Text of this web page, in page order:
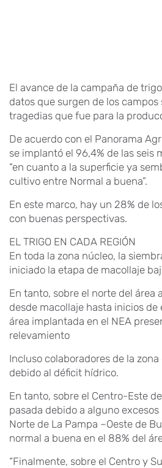
El avance de la campaña de
datos que surgen de los
tragedias que fue para la
De acuerdo con el Panorama
se implantó el 96,4% de las seis
“en cuanto a la superficie ya
cultivo entre Normal a buena”.
En este marco, hay un 28% de
con buenas perspectivas.
EL TRIGO EN CADA REGIÓN
En toda la zona núcleo, la
iniciado la etapa de macollaje
En tanto, sobre el norte del
desde macollaje hasta inicios
área implantada en el NEA
relevamiento
Incluso colaboradores de la
debido al déficit hídrico.
En tanto, sobre el Centro-Este
pasada debido a alguno
Norte de La Pampa –Oeste de
normal a buena en el 88% del
“Finalmente, sobre el Centro y